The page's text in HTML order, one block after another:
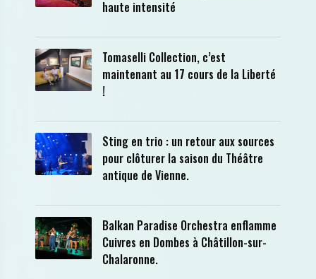
haute intensité
Tomaselli Collection, c’est
maintenant au 17 cours de la Liberté
!
Sting en trio : un retour aux sources
pour clôturer la saison du Théâtre
antique de Vienne.
Balkan Paradise Orchestra enflamme
Cuivres en Dombes à Châtillon-sur-
Chalaronne.